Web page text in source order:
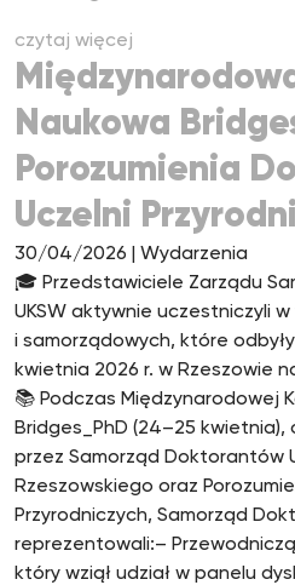
czytaj więcej
Naukowa
Porozumienia
Uczelni
30/04/2026 | Wydarzenia
🎓 Przedstawiciele Zarządu
UKSW aktywnie uczestniczyli
i samorządowych, które
kwietnia 2026 r. w Rzeszowie
📚 Podczas Międzynarodowej
Bridges_PhD (24–25
przez Samorząd Doktorantów
Rzeszowskiego oraz
Przyrodniczych, Samorząd
reprezentowali:–
który wziął udział w panelu